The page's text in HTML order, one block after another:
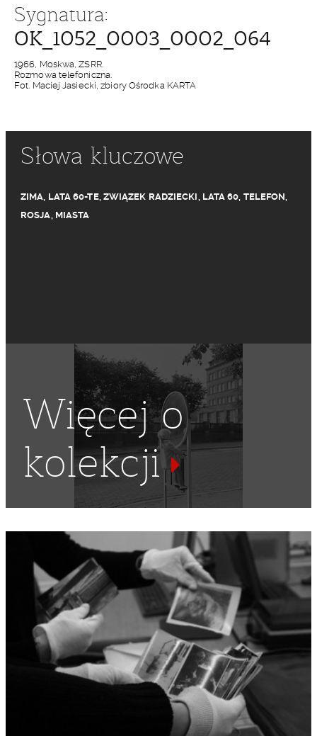
Sygnatura:
OK_1052_0003_0002_064
1966, Moskwa, ZSRR.
Rozmowa telefoniczna.
Fot. Maciej Jasiecki, zbiory Ośrodka KARTA
Słowa kluczowe
ZIMA, LATA 60-TE, ZWIĄZEK RADZIECKI, LATA 60, TELEFON,
ROSJA, MIASTA
Więcej o
kolekcji